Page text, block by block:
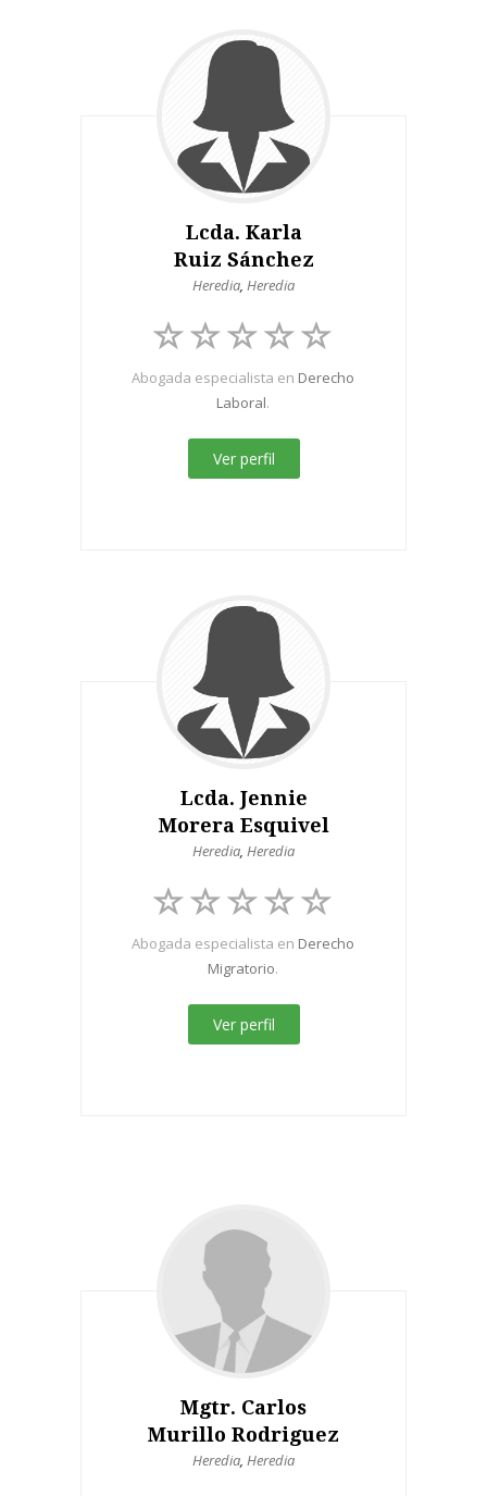
Lcda. Karla
Ruiz Sánchez
Heredia, Heredia
Abogada especialista en Derecho
Laboral.
Ver perfil
Lcda. Jennie
Morera Esquivel
Heredia, Heredia
Abogada especialista en Derecho
Migratorio.
Ver perfil
Mgtr. Carlos
Murillo Rodriguez
Heredia, Heredia